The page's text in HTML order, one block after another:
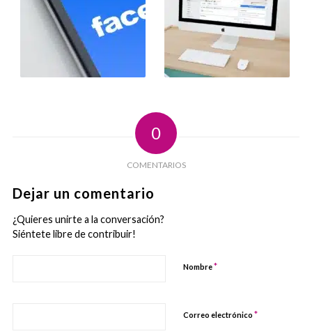
0
COMENTARIOS
Dejar un comentario
¿Quieres unirte a la conversación?
Siéntete libre de contribuir!
Nombre*
Correo electrónico *